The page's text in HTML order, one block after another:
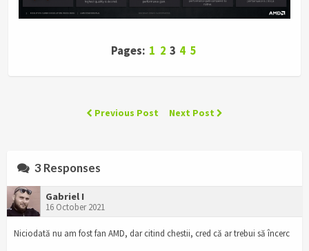
Pages: 1 2 3 4 5
Previous Post Next Post
3 Responses
Gabriel I
16 October 2021
Niciodată nu am fost fan AMD, dar citind chestii, cred că ar trebui să încerc